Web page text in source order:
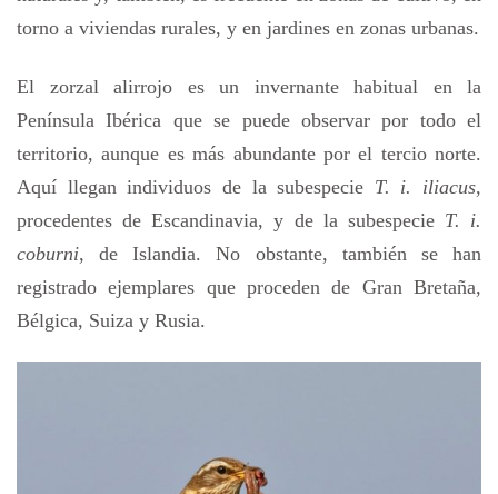
torno a viviendas rurales, y en jardines en zonas urbanas.
El zorzal alirrojo es un invernante habitual en la
Península Ibérica que se puede observar por todo el
territorio, aunque es más abundante por el tercio norte.
Aquí llegan individuos de la subespecie T. i. iliacus,
procedentes de Escandinavia, y de la subespecie T. i.
coburni, de Islandia. No obstante, también se han
registrado ejemplares que proceden de Gran Bretaña,
Bélgica, Suiza y Rusia.